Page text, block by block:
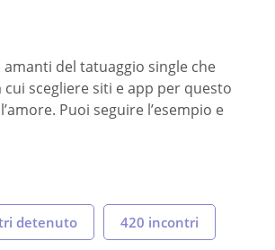
del tatuaggio single che
scegliere siti e app per questo
Puoi seguire l’esempio e
detenuto 420 incontri